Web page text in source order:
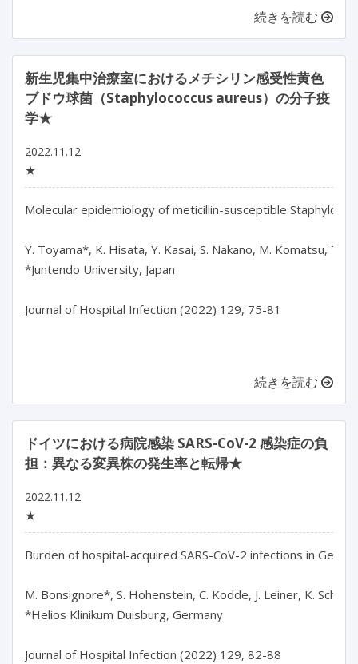
続きを読む
新生児集中治療室におけるメチシリン感受性黄色
ブドウ球菌（Staphylococcus aureus）の分子疫
学★
2022.11.12
★
Molecular epidemiology of meticillin-susceptible
Y. Toyama*, K. Hisata, Y. Kasai, S. Nakano, M. Komatsu, T.
*Juntendo University, Japan
Journal of Hospital Infection (2022) 129, 75-81
続きを読む
ドイツにおける病院感染 SARS-CoV-2 感染症の負
担：異なる変異株の発生率と転帰★
2022.11.12
★
Burden of hospital-acquired SARS-CoV-2 infections in
M. Bonsignore*, S. Hohenstein, C. Kodde, J. Leiner, K.
*Helios Klinikum Duisburg, Germany
Journal of Hospital Infection (2022) 129, 82-88